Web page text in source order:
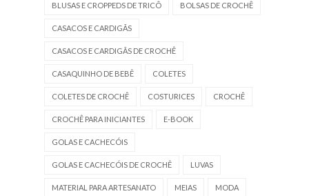
BLUSAS E CROPPEDS DE TRICÔ BOLSAS DE CROCHÊ
CASACOS E CARDIGÃS
CASACOS E CARDIGÃS DE CROCHÊ
CASAQUINHO DE BEBÊ COLETES
COLETES DE CROCHÊ COSTURICES CROCHÊ
CROCHÊ PARA INICIANTES E-BOOK
GOLAS E CACHECÓIS
GOLAS E CACHECÓIS DE CROCHÊ LUVAS
MATERIAL PARA ARTESANATO MEIAS MODA